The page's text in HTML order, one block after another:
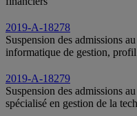
2019-A-18278
Suspension des admissions
informatique de gestion,
2019-A-18279
Suspension des admissions
spécialisé en gestion de la